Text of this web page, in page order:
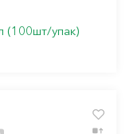
упак)